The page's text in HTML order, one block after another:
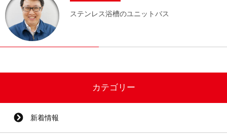
ステンレス浴槽のユニットバス
カテゴリー
新着情報